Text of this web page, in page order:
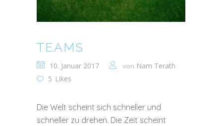
TEAMS
10. Januar 2017 von Nam Terath
5 Likes
Die Welt scheint sich schneller und
schneller zu drehen. Die Zeit scheint